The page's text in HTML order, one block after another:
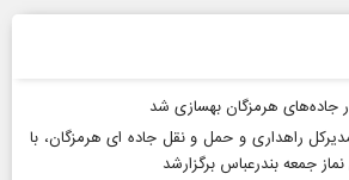
راهداری و حمل و نقل جاده ای هرمزگان، با
جمعه بندرعباس برگزارشد